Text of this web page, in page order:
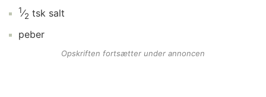
1⁄2 tsk salt
peber
Opskriften fortsætter under annoncen